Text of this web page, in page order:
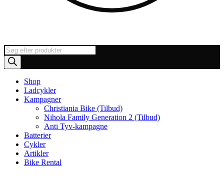
Products
search
Shop
Ladcykler
Kampagner
Christiania Bike (Tilbud)
Nihola Family Generation 2 (Tilbud)
Anti Tyv-kampagne
Batterier
Cykler
Artikler
Bike Rental